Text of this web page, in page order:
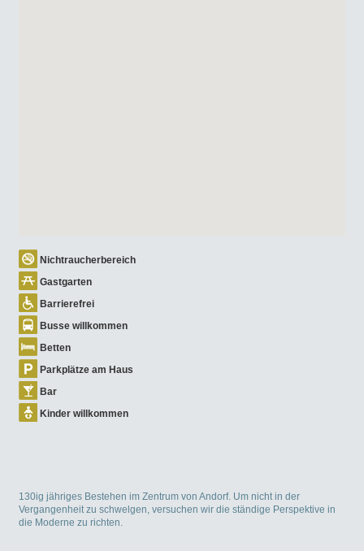
Nichtraucherbereich
Gastgarten
Barrierefrei
Busse willkommen
Betten
Parkplätze am Haus
Bar
Kinder willkommen
130ig jähriges Bestehen im Zentrum von Andorf. Um nicht in der
Vergangenheit zu schwelgen, versuchen wir die ständige Perspektive in
die Moderne zu richten.